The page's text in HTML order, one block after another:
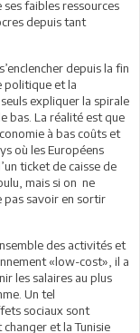
faibles ressources
depuis tant
depuis la fin
politique et la
expliquer la spirale
bas. La réalité est que
à bas coûts et
où les Européens
ticket de caisse de
mais si on ne
pas savoir en sortir
des activités et
«low-cost», il a
les salaires au plus
Un tel
sociaux sont
et la Tunisie